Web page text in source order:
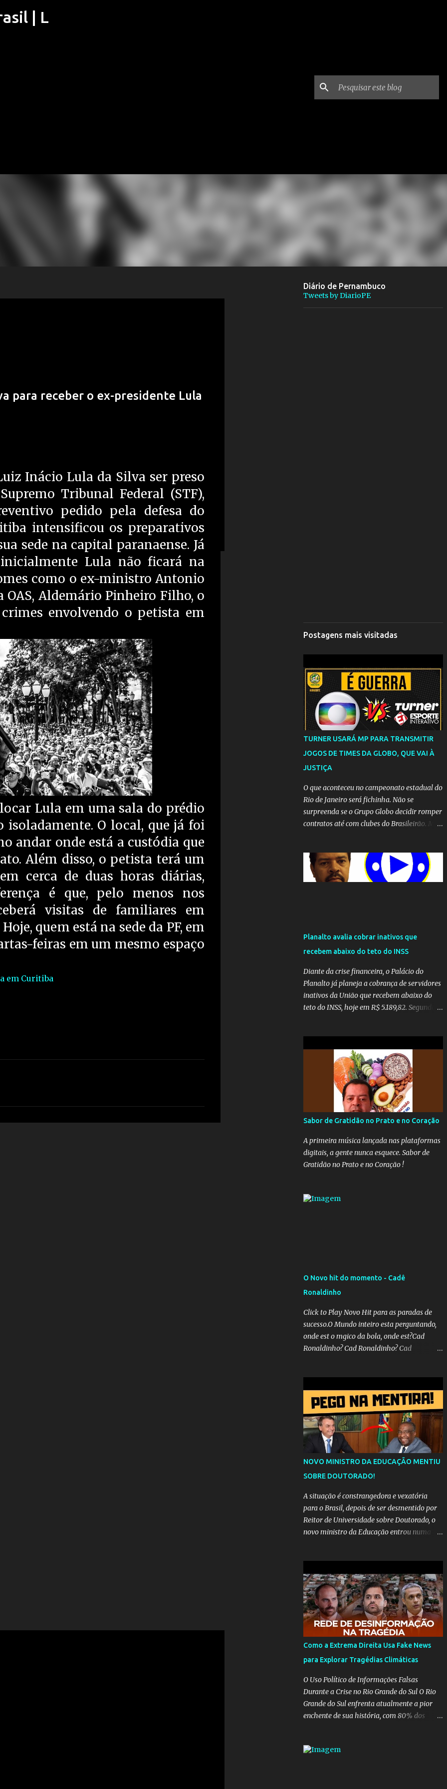
| L
para receber o ex-presidente Lula
Inácio Lula da Silva ser preso
Tribunal Federal (STF),
pedido pela defesa do
intensificou os preparativos
sede na capital paranaense. Já
Lula não ficará na
como o ex-ministro Antonio
Aldemário Pinheiro Filho, o
envolvendo o petista em
Lula em uma sala do prédio
isoladamente. O local, que já foi
andar onde está a custódia que
Além disso, o petista terá um
cerca de duas horas diárias,
é que, pelo menos nos
visitas de familiares em
quem está na sede da PF, em
feiras em um mesmo espaço
em Curitiba
Diário de Pernambuco
Tweets by DiarioPE
Postagens mais visitadas
TURNER USARÁ MP PARA TRANSMITIR
JOGOS DE TIMES DA GLOBO, QUE VAI À
JUSTIÇA
O que aconteceu no campeonato estadual do
Rio de Janeiro será fichinha. Não se
surpreenda se o Grupo Globo decidir romper
contratos até com clubes do Brasileirão. Mas
seu monopólio.
Planalto avalia cobrar inativos que
recebem abaixo do teto do INSS
Diante da crise financeira, o Palácio do
Planalto já planeja a cobrança de servidores
inativos da União que recebem abaixo do
teto do INSS, hoje em R$ 5.189,82. Segundo
Atualmente, os inativos da União recolhem
11% sobre o que vai além do teto do INSS. A
ideia é aumentar o percentual de
recolhimento para 14%. De acordo com a
publicação, a reforma da Previdência Social
também está sendo analisada pelos
governadores, que querem subir a taxa de
recolhimento. Nesse caso, seriam atingidos
os inativos da União e dos estados.
Atualmente, o teto do INSS é de R$ 5.189,82
Sabor de Gratidão no Prato e no Coração
A primeira música lançada nas plataformas
digitais, a gente nunca esquece. Sabor de
Gratidão no Prato e no Coração !
O Novo hit do momento - Cadê
Ronaldinho
Click to Play Novo Hit para as paradas de
sucesso.O Mundo inteiro esta perguntando,
onde est o mgico da bola, onde est?Cad
Ronaldinho? Cad Ronaldinho? Cad
NOVO MINISTRO DA EDUCAÇÃO MENTIU
SOBRE DOUTORADO!
A situação é constrangedora e vexatória
para o Brasil, depois de ser desmentido por
Reitor de Universidade sobre Doutorado, o
novo ministro da Educação entrou numa
muito preocupante. Como confiar em
alguém que mente sobre o próprio
currículo? O ministério da Educação é um
dos mais importantes do governo, em um
ano e meio vai ter o seu terceiro ministro no
comando, depois da insensatez de Vélez e as
que a ala influenciada por Olavo de
Carvalho tinha perdido força na gestão...
Mas as mentiras de Carlos Alberto Decotelli
podem trazer mais problemas do que
soluções a Educação brasileira, afinal de
esta querendo auferir vantagens pessoais
Como a Extrema Direita Usa Fake News
para Explorar Tragédias Climáticas
O Uso Político de Informações Falsas
Durante a Crise no Rio Grande do Sul O Rio
Grande do Sul enfrenta atualmente a pior
enchente de sua história, com 80% dos
muitos se mobilizam para realizar resgates